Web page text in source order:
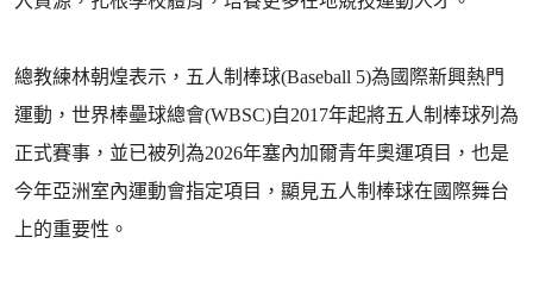
總教練林朝煌表示，五人制棒球(Baseball 5)為國際新興熱門
運動，世界棒壘球總會(WBSC)自2017年起將五人制棒球列為
正式賽事，並已被列為2026年塞內加爾青年奧運項目，也是
今年亞洲室內運動會指定項目，顯見五人制棒球在國際舞台
上的重要性。